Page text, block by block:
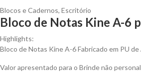
Blocos e Cadernos, Escritório
Bloco de Notas Kine A-6
Highlights:
Bloco de Notas Kine A-6 Fabricado em PU
Valor apresentado para o Brinde não